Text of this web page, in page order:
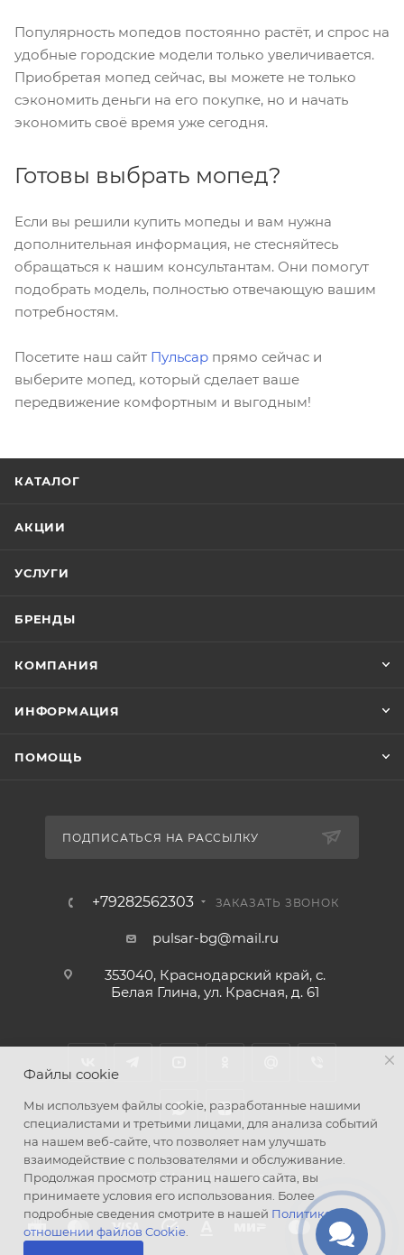
Популярность мопедов постоянно растёт, и спрос на
удобные городские модели только увеличивается.
Приобретая мопед сейчас, вы можете не только
сэкономить деньги на его покупке, но и начать
экономить своё время уже сегодня.
Готовы выбрать мопед?
Если вы решили купить мопеды и вам нужна
дополнительная информация, не стесняйтесь
обращаться к нашим консультантам. Они помогут
подобрать модель, полностью отвечающую вашим
потребностям.
Посетите наш сайт Пульсар прямо сейчас и
выберите мопед, который сделает ваше
передвижение комфортным и выгодным!
КАТАЛОГ
АКЦИИ
УСЛУГИ
БРЕНДЫ
КОМПАНИЯ
ИНФОРМАЦИЯ
ПОМОЩЬ
ПОДПИСАТЬСЯ НА РАССЫЛКУ
+79282562303 ЗАКАЗАТЬ ЗВОНОК
pulsar-bg@mail.ru
353040, Краснодарский край, с.
Белая Глина, ул. Красная, д. 61
2026 © Интернет-магазин
Файлы cookie
Мы используем файлы cookie, разработанные нашими
специалистами и третьими лицами, для анализа событий
на нашем веб-сайте, что позволяет нам улучшать
взаимодействие с пользователями и обслуживание.
Продолжая просмотр страниц нашего сайта, вы
принимаете условия его использования. Более
подробные сведения смотрите в нашей Политике в
отношении файлов Cookie